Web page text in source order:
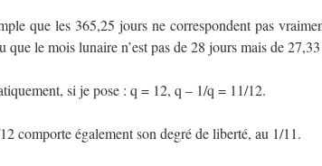
que les 365,25 jours ne correspondent pas
que le mois lunaire n’est pas de 28 jours mais de
si je pose : q = 12, q – 1/q = 11/12.
comporte également son degré de liberté, au 1/11.